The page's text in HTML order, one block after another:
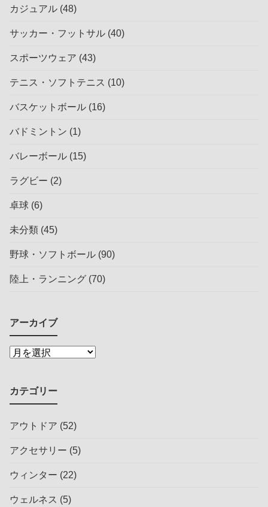
カジュアル (48)
サッカー・フットサル (40)
スポーツウェア (43)
テニス・ソフトテニス (10)
バスケットボール (16)
バドミントン (1)
バレーボール (15)
ラグビー (2)
卓球 (6)
未分類 (45)
野球・ソフトボール (90)
陸上・ランニング (70)
アーカイブ
カテゴリー
アウトドア (52)
アクセサリー (5)
ウィンター (22)
ウェルネス (5)